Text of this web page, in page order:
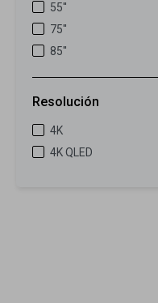
55''
75''
85''
Resolución
4K
4K QLED